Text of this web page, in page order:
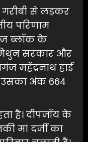
से लड़कर
परिणाम
ब्लॉक के
सरकार और
महेंद्रनाथ हाई
उसका अंक 664
है। दीपजॉय के
मां दर्जी का